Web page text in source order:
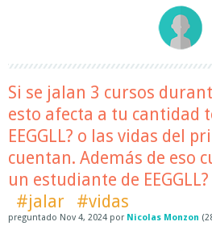
Si se jalan 3 cursos
esto afecta a tu cantidad
EEGGLL? o las vidas del
cuentan. Además de eso
un estudiante de EEGGLL?
#jalar
#vidas
preguntado Nov 4, 2024 por Nicolas Monzon (